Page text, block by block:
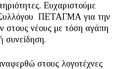
Ευχαριστούμε
ΠΕΤΑΓΜΑ για την
στους νέους με τόση αγάπη
συνείδηση.
στους λογοτέχνες